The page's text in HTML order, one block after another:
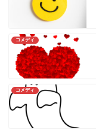
コメディ
コメディ